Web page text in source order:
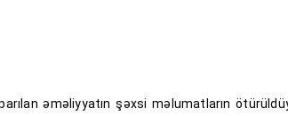
əməliyyatın şəxsi məlumatların